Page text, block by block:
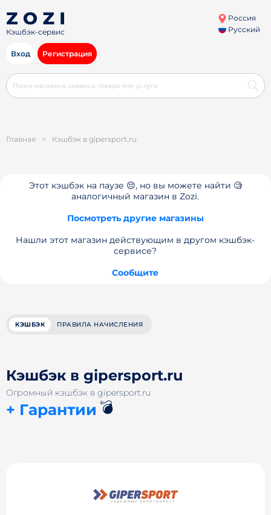
Кэшбэк-сервис
Россия
Русский
Вход Регистрация
Главная > Кэшбэк в gipersport.ru
Этот кэшбэк на паузе 😔, но вы можете найти 🧐
аналогичный магазин в Zozi.
Посмотреть другие магазины
Нашли этот магазин действующим в другом кэшбэк-
сервисе?
Сообщите
КЭШБЭК ПРАВИЛА НАЧИСЛЕНИЯ
Кэшбэк в gipersport.ru
Огромный кэшбэк в gipersport.ru
+ Гарантии 💣